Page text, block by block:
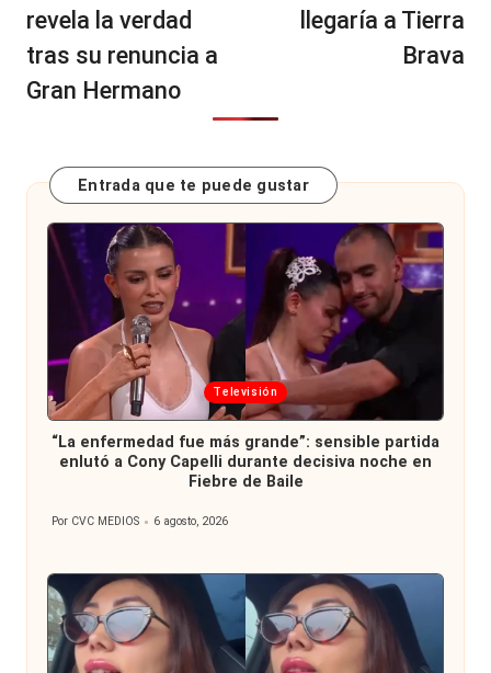
revela la verdad
tras su renuncia a
Gran Hermano
llegaría a Tierra
Brava
Entrada que te puede gustar
Publicada
en
Televisión
“La enfermedad fue más grande”: sensible partida
enlutó a Cony Capelli durante decisiva noche en
Fiebre de Baile
Publicado
Por CVC MEDIOS 6 agosto, 2026